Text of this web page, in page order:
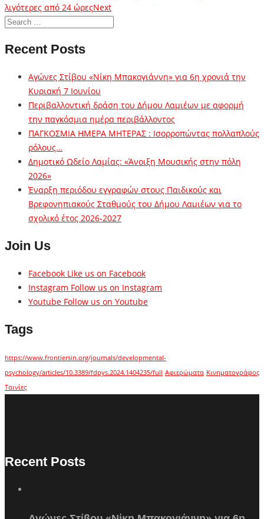
λιγότερες από 24 ώρεςNext
Recent Posts
Αγώνες Στίβου «Νίκη Μπακογιάννη» για 6η χρονιά την
Κυριακή 7 Ιουνίου
Περιβαλλοντική δράση του Δήμου Λαμιέων με αφορμή
την παγκόσμια ημέρα περιβάλλοντος
ΠΑΓΚΟΣΜΙΑ ΗΜΕΡΑ ΜΗΤΕΡΑΣ : Ισορροπώντας πολλαπλούς
ρόλους…
Δημοτικό Ωδείο Λαμίας: «Άνοιξη Μουσικής στην πόλη
2026»
Έναρξη περιόδου εγγραφών στους Παιδικούς και
Βρεφονηπιακούς Σταθμούς του Δήμου Λαμιέων για το
σχολικό έτος 2026-2027
Join Us
Facebook Like us on Facebook
Instagram Follow us on Instagram
Youtube Follow us on Youtube
Tags
https://www.frontiersin.org/journals/developmental-
psychology/articles/10.3389/fdpys.2024.1404235/full Αφιερώματα Κινηματογράφος
Ταινίες
Recent Posts